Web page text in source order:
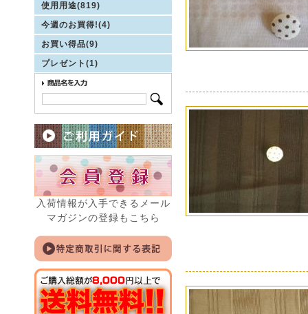
使用用途(819)
今週のお買得!(4)
お買い得品(9)
プレゼント(1)
入荷情報が入手できるメール
マガジンの登録もこちら